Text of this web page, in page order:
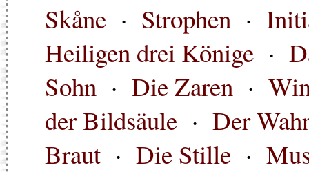
Skåne · Strophen ·
Heiligen drei Könige ·
Sohn · Die Zaren ·
der Bildsäule · Der
Braut · Die Stille ·